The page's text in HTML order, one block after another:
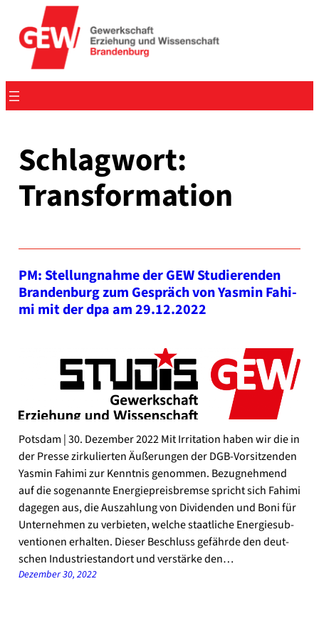
Inhalt
springen
Schlagwort:
Transformation
PM: Stel­lung­nah­me der GEW Stu­die­ren­den
Bran­den­burg zum Gespräch von Yas­min Fahi­
mi mit der dpa am 29.12.2022
Pots­dam | 30. Dezem­ber 2022 Mit Irri­ta­ti­on haben wir die in
der Pres­se zir­ku­lier­ten Äuße­run­gen der DGB-Vorsitzenden
Yas­min Fahi­mi zur Kennt­nis genom­men. Bezug­neh­mend
auf die soge­nann­te Ener­gie­preis­brem­se spricht sich Fahi­mi
dage­gen aus, die Aus­zah­lung von Divi­den­den und Boni für
Unter­neh­men zu ver­bie­ten, wel­che staat­li­che Ener­gie­sub­
ven­tio­nen erhal­ten. Die­ser Beschluss gefähr­de den deut­
schen Indus­trie­stand­ort und ver­stär­ke den…
Dezember 30, 2022